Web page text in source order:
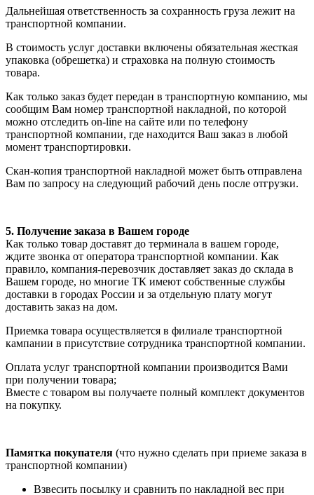
Дальнейшая ответственность за сохранность груза лежит на
транспортной компании.
В стоимость услуг доставки включены обязательная жесткая
упаковка (обрешетка) и страховка на полную стоимость
товара.
Как только заказ будет передан в транспортную компанию, мы
сообщим Вам номер транспортной накладной, по которой
можно отследить on-line на сайте или по телефону
транспортной компании, где находится Ваш заказ в любой
момент транспортировки.
Скан-копия транспортной накладной может быть отправлена
Вам по запросу на следующий рабочий день после отгрузки.
5. Получение заказа в Вашем городе
Как только товар доставят до терминала в вашем городе,
ждите звонка от оператора транспортной компании. Как
правило, компания-перевозчик доставляет заказ до склада в
Вашем городе, но многие ТК имеют собственные службы
доставки в городах России и за отдельную плату могут
доставить заказ на дом.
Приемка товара осуществляется в филиале транспортной
кампании в присутствие сотрудника транспортной компании.
Оплата услуг транспортной компании производится Вами
при получении товара;
Вместе с товаром вы получаете полный комплект документов
на покупку.
Памятка покупателя (что нужно сделать при приеме заказа в
транспортной компании)
Взвесить посылку и сравнить по накладной вес при